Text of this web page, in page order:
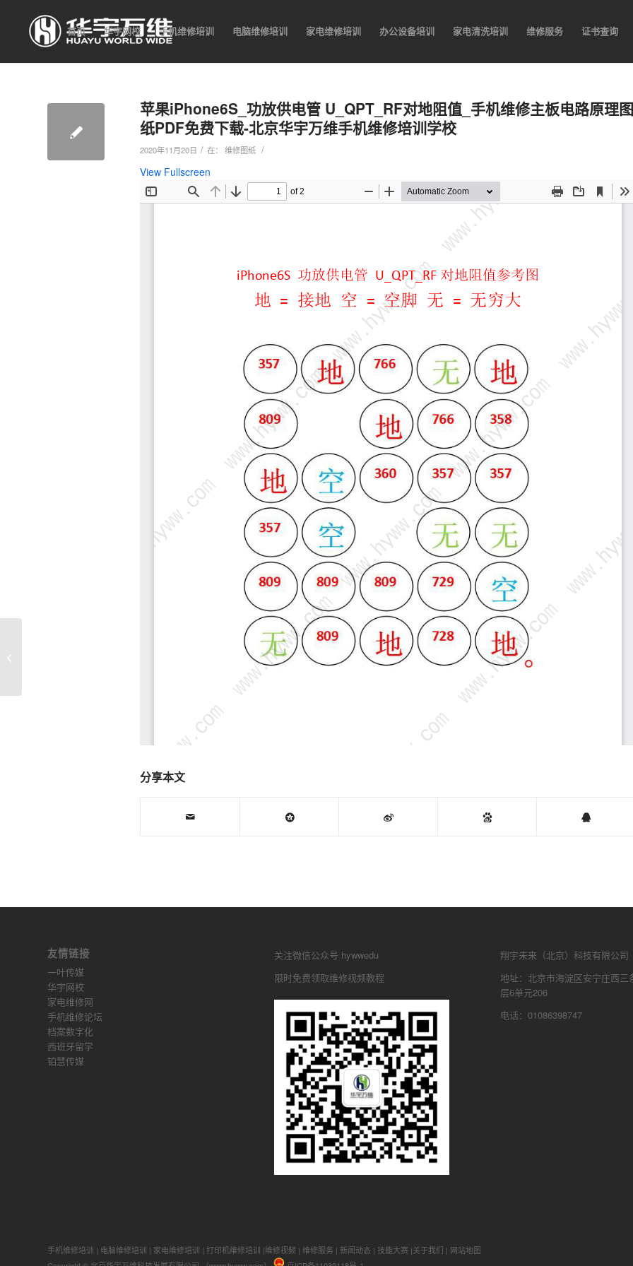
首页 华宇网校 手机维修培训 电脑维修培训 家电维修培训 办公设备培训 家电清洗培训 维修服务 证书查询
苹果iPhone6S_功放供电管 U_QPT_RF对地阻值_手机维修主板电路原理图
纸PDF免费下载-北京华宇万维手机维修培训学校
2020年11月20日 / 在： 维修图纸 /
View Fullscreen
分享本文
友情链接
一叶传媒
华宇网校
家电维修网
手机维修论坛
档案数字化
西班牙留学
铂慧传媒
关注微信公众号 hywwedu
限时免费领取维修视频教程
翔宇未来（北京）科技有限公司
地址：北京市海淀区安宁庄西三
层6单元206
电话：01086398747
手机维修培训 | 电脑维修培训 | 家电维修培训 | 打印机维修培训 |维修视频 | 维修服务 | 新闻动态 | 技能大赛 |关于我们 | 网站地图